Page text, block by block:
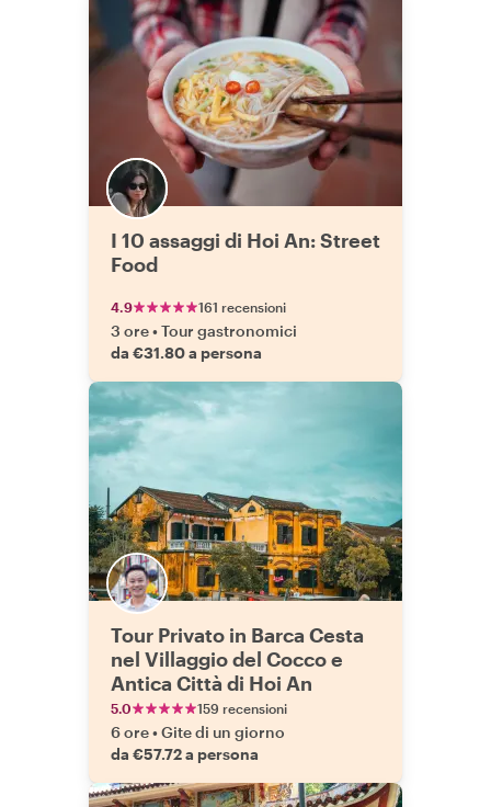
I 10 assaggi di Hoi An: Street
Food
4.9 161 recensioni
3 ore•Tour gastronomici
da €31.80 a persona
Tour Privato in Barca Cesta
nel Villaggio del Cocco e
Antica Città di Hoi An
5.0 159 recensioni
6 ore•Gite di un giorno
da €57.72 a persona